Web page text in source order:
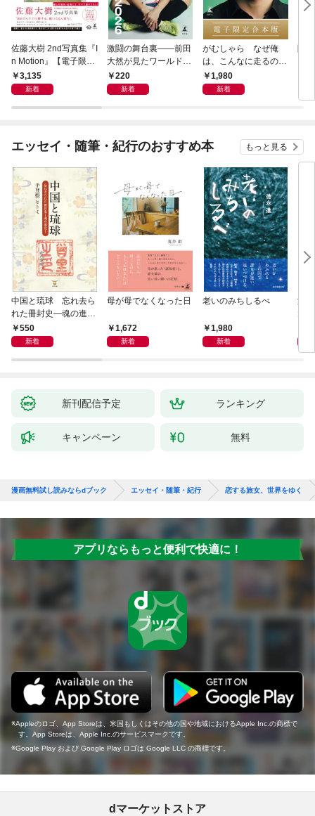
佐藤大樹 2nd写真集『I
n Motion』【電子限定
動画特典付き】
3,135
新着
激闘の舞台裏――前田
大然が見たワールドカ
ップ2026
220
新着
がむしゃら なぜ俺
は、こんなに走るのか
——。【電子限定合本
版】
1,980
新着
エッセイ・随筆・紀行のおすすめ本 もっと見る
中国と琉球 忘れ去ら
れた冊封史―魂の進化
―550
新着
母が母でなくなった日
1,672
新着
老いのみちしるべ
1,980
新着
激
新刊配信予定 ランキング
キャンペーン 無料
漫画無料試し読みならdブック エッセイ・随筆・紀行 恋する旅女、世界をゆく
アプリならもっと便利で快適に！
Appleのロゴ、App Storeは、米国もしくはその他の国や地域におけるApple Inc.の商標で
す。App Storeは、Apple Inc.のサービスマークです。
Google Play および Google Play ロゴは Google LLC の商標です。
dマーケットストア